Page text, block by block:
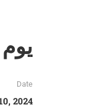
Date
2024